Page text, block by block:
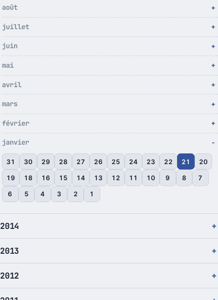
août
juillet
juin
mai
avril
mars
février
janvier
31 30 29 28 27 26 25 24 23 22 21 20
19 18 16 15 14 13 12 11 10 9 8 7
6 5 4 3 2 1
2014
2013
2012